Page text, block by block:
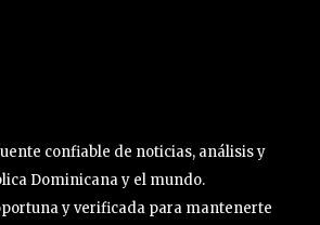
confiable de noticias, análisis y
Dominicana y el mundo.
y verificada para mantenerte